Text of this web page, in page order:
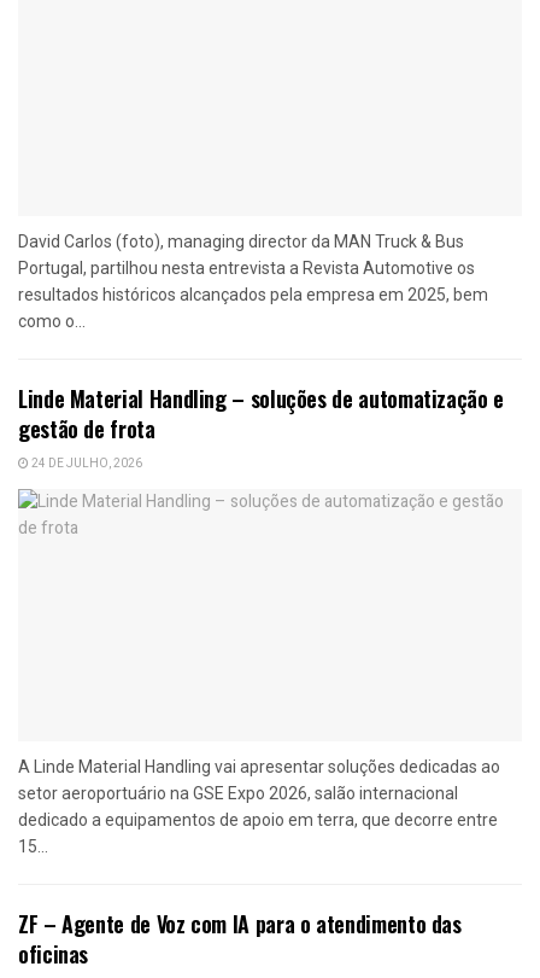
David Carlos (foto), managing director da MAN Truck & Bus
Portugal, partilhou nesta entrevista a Revista Automotive os
resultados históricos alcançados pela empresa em 2025, bem
como o...
Linde Material Handling – soluções de automatização e
gestão de frota
24 DE JULHO, 2026
A Linde Material Handling vai apresentar soluções dedicadas ao
setor aeroportuário na GSE Expo 2026, salão internacional
dedicado a equipamentos de apoio em terra, que decorre entre
15...
ZF – Agente de Voz com IA para o atendimento das
oficinas